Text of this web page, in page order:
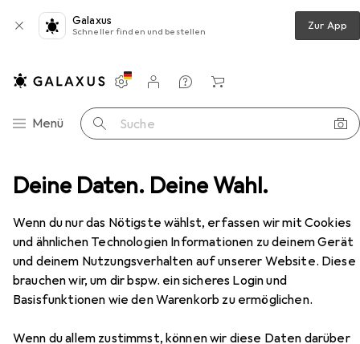
Deine Daten. Deine Wahl.
Wenn du nur das Nötigste wählst, erfassen wir mit Cookies
und ähnlichen Technologien Informationen zu deinem Gerät
und deinem Nutzungsverhalten auf unserer Website. Diese
brauchen wir, um dir bspw. ein sicheres Login und
Basisfunktionen wie den Warenkorb zu ermöglichen.
Wenn du allem zustimmst, können wir diese Daten darüber
Galaxus
Schneller finden und bestellen Zur App
Navigation nach Kategorien
Menü Suche
Einstellungen
Kundenkonto
Vergleichslisten
Merklisten
Warenkorb
Mega Türdrücker-Halbgarnituren 33.604/34.190
MegaTürdrücker-Halbgarnituren
33.604/34.190
Türgriff
Zubehör für Mega Türdrücker-